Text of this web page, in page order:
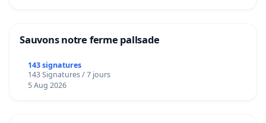
Sauvons notre ferme pallsade
143 signatures
143 Signatures / 7 jours
5 Aug 2026